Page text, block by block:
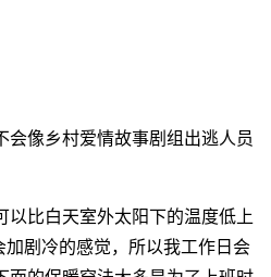
会像乡村爱情故事剧组出逃人员
以比白天室外太阳下的温度低上
剧冷的感觉，所以我工作日会